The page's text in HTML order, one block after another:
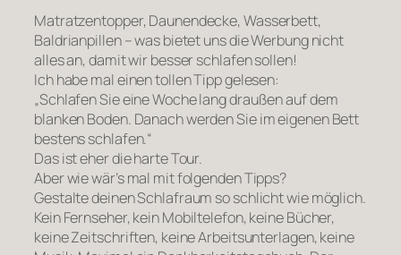
Matratzentopper, Daunendecke, Wasserbett,
Baldrianpillen – was bietet uns die Werbung nicht
alles an, damit wir besser schlafen sollen!
Ich habe mal einen tollen Tipp gelesen:
„Schlafen Sie eine Woche lang draußen auf dem
blanken Boden. Danach werden Sie im eigenen Bett
bestens schlafen.“
Das ist eher die harte Tour.
Aber wie wär’s mal mit folgenden Tipps?
Gestalte deinen Schlafraum so schlicht wie möglich.
Kein Fernseher, kein Mobiltelefon, keine Bücher,
keine Zeitschriften, keine Arbeitsunterlagen, keine